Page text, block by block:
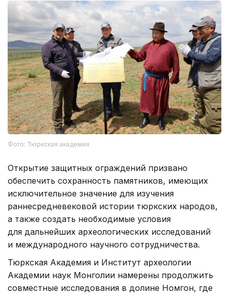
Фото: Тюркская академия
Открытие защитных ограждений призвано
обеспечить сохранность памятников, имеющих
исключительное значение для изучения
раннесредневековой истории тюркских народов,
а также создать необходимые условия
для дальнейших археологических исследований
и международного научного сотрудничества.
Тюркская Академия и Институт археологии
Академии наук Монголии намерены продолжить
совместные исследования в долине Номгон, где